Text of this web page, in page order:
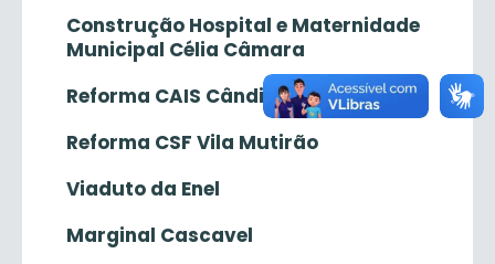
Construção Hospital e Maternidade
Municipal Célia Câmara
Reforma CAIS Cândida de Morais
Reforma CSF Vila Mutirão
Viaduto da Enel
Marginal Cascavel